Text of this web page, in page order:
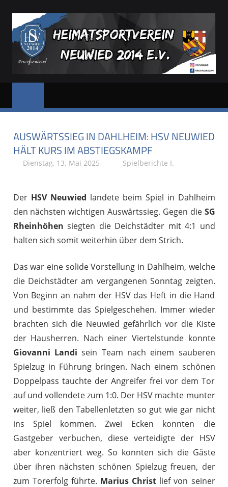
springen
NEUWIED
Dein
für
Neuwied
AUSWÄRTSSIEG IN DAHLHEIM: HSV NEUWIED
HÄLT KURS IM ABSTIEGSKAMPF
Dienstag, 13. Mai 2025 Stephan P.
Spielberichte I.
DerHSV Neuwied landete beim Spiel in Dahlheim
den nächsten wichtigen Auswärtssieg. Gegen die SG
Rheinhöhen siegten die Deichstädter mit 4:1 und
halten sich somit weiterhin über dem Strich.
Das war eine solide Vorstellung in Dahlheim, welche
die Deichstädter am vergangenen Sonntag zeigten.
Von Beginn an nahm der HSV das Heft in die Hand
und bestimmte das Spielgeschehen. Immer wieder
brachten sich die Neuwied gefährlich vor die Kiste
der Hausherren. Nach einer Viertelstunde konnte
Giovanni Landi sein Team nach einem sauberen
Spielzug in Führung bringen. Nach einem schönen
Doppelpass tauchte der Angreifer frei vor dem Tor
auf und vollendete zum 1:0. Der HSV machte munter
weiter, ließ den Tabellenletzten so gut wie gar nicht
ins Spiel kommen. Zwei Ecken konnten die
Gastgeber verbuchen, diese verteidigte der HSV
aber konzentriert weg. So konnten sich die Gäste
über ihren nächsten schönen Spielzug freuen, der
zum Torerfolg führte. Marius Christ lief von seiner